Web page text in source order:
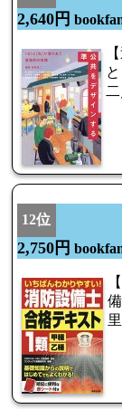
2,640円
12位
2,750円